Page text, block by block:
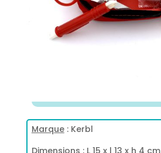
Marque: Kerbl
Dimensions : L 15 x l 13 x h 4 cm